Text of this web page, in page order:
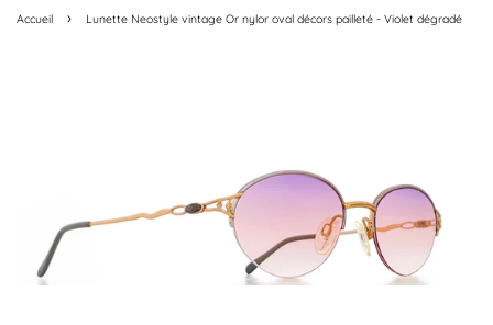
Accueil › Lunette Neostyle vintage Or nylor oval décors pailleté - Violet dégradé